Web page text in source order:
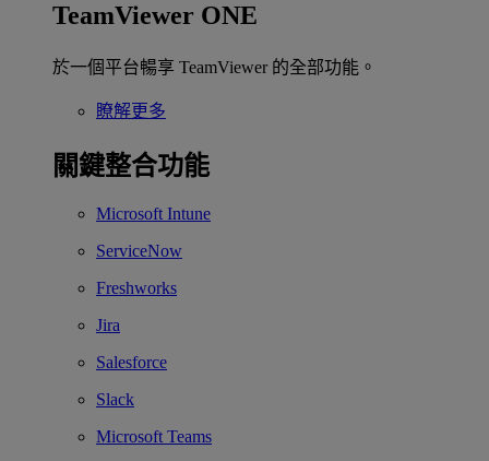
TeamViewer ONE
於一個平台暢享 TeamViewer 的全部功能。
瞭解更多
關鍵整合功能
Microsoft Intune
ServiceNow
Freshworks
Jira
Salesforce
Slack
Microsoft Teams